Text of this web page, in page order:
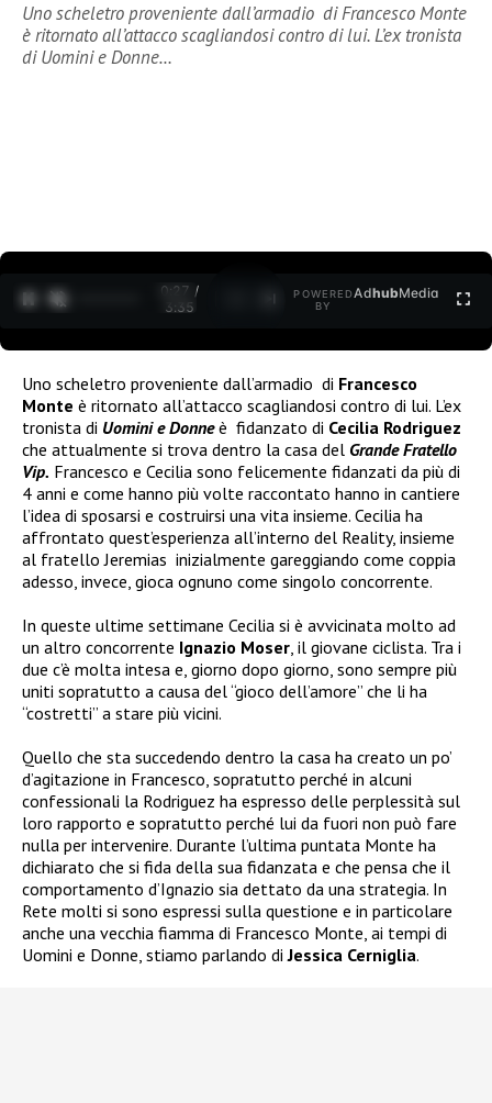
Uno scheletro proveniente dall’armadio di Francesco Monte
è ritornato all’attacco scagliandosi contro di lui. L’ex tronista
di Uomini e Donne…
0:27 /
3:35
POWERED
BY
AdhubMedia
Uno scheletro proveniente dall’armadio di Francesco
Monte è ritornato all’attacco scagliandosi contro di lui. L’ex
tronista di Uomini e Donneè fidanzato di Cecilia Rodriguez
che attualmente si trova dentro la casa del Grande Fratello
Vip. Francesco e Cecilia sono felicemente fidanzati da più di
4 anni e come hanno più volte raccontato hanno in cantiere
l’idea di sposarsi e costruirsi una vita insieme. Cecilia ha
affrontato quest’esperienza all’interno del Reality, insieme
al fratello Jeremias inizialmente gareggiando come coppia
adesso, invece, gioca ognuno come singolo concorrente.
In queste ultime settimane Cecilia si è avvicinata molto ad
un altro concorrente Ignazio Moser , il giovane ciclista. Tra i
due c’è molta intesa e, giorno dopo giorno, sono sempre più
uniti sopratutto a causa del “gioco dell’amore” che li ha
“costretti” a stare più vicini.
Quello che sta succedendo dentro la casa ha creato un po’
d’agitazione in Francesco, sopratutto perché in alcuni
confessionali la Rodriguez ha espresso delle perplessità sul
loro rapporto e sopratutto perché lui da fuori non può fare
nulla per intervenire. Durante l’ultima puntata Monte ha
dichiarato che si fida della sua fidanzata e che pensa che il
comportamento d’Ignazio sia dettato da una strategia. In
Rete molti si sono espressi sulla questione e in particolare
anche una vecchia fiamma di Francesco Monte, ai tempi di
Uomini e Donne, stiamo parlando diJessica Cerniglia.